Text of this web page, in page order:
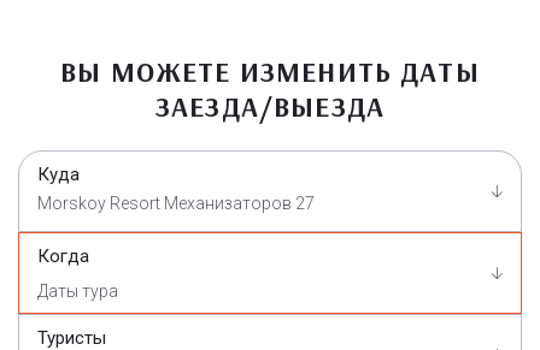
ВЫ МОЖЕТЕ ИЗМЕНИТЬ ДАТЫ
ЗАЕЗДА/ВЫЕЗДА
Куда
Morskoy Resort Механизаторов 27
Когда
Туристы